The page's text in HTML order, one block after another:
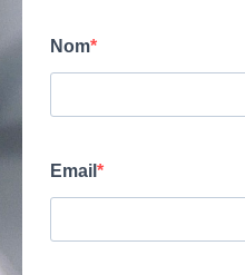
Nom
Email